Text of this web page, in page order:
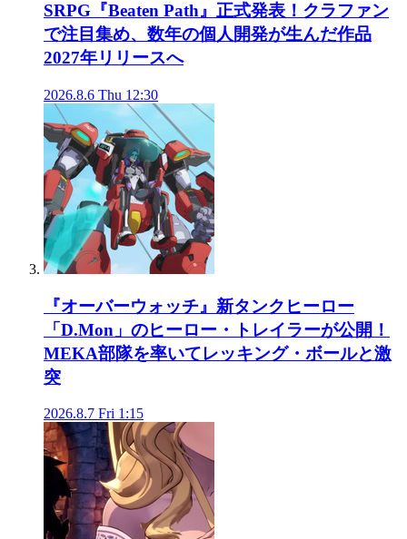
SRPG『Beaten Path』正式発表！クラファン
で注目集め、数年の個人開発が生んだ作品
2027年リリースへ
2026.8.6 Thu 12:30
『オーバーウォッチ』新タンクヒーロー
「D.Mon」のヒーロー・トレイラーが公開！
MEKA部隊を率いてレッキング・ボールと激
突
2026.8.7 Fri 1:15